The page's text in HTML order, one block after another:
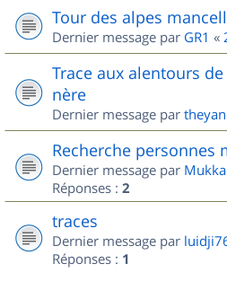
Tour des alpes
Dernier message par GR1 «
Trace aux alentours
nère
Dernier message par
Recherche
Dernier message par Mukka
Réponses : 2
traces
Dernier message par
Réponses : 1